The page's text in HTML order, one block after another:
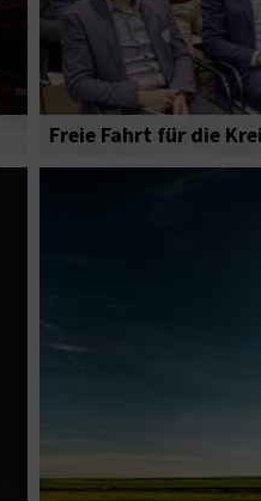
Freie Fahrt für die